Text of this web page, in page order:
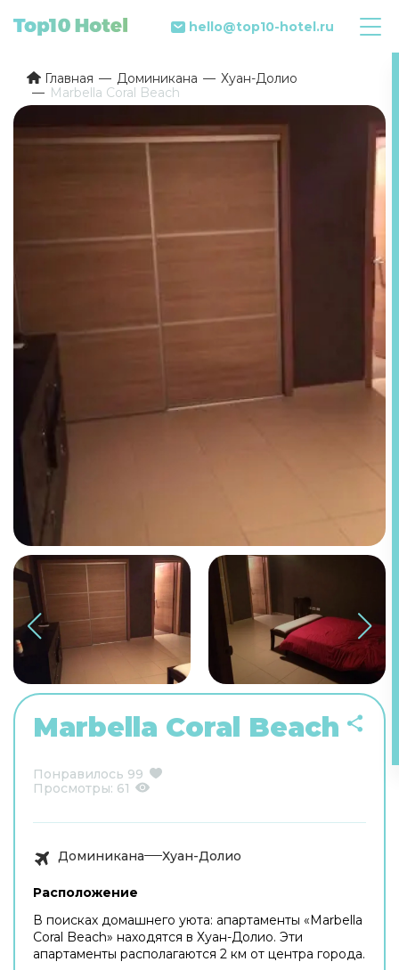
hello@top10-hotel.ru
Главная Доминикана
Хуан-Долио
Marbella Coral Beach
Marbella Coral Beach
Понравилось 99
Просмотры: 61
Доминикана Хуан-Долио
Расположение
В поисках домашнего уюта: апартаменты «Marbella
Coral Beach» находятся в Хуан-Долио. Эти
апартаменты располагаются 2 км от центра города.